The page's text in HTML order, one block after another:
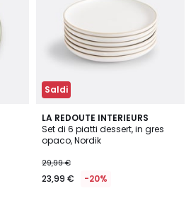
Saldi
LA REDOUTE INTERIEURS
Set di 6 piatti dessert, in gres
opaco, Nordik
29,99 €
23,99 € -20%
4,1
/ 5